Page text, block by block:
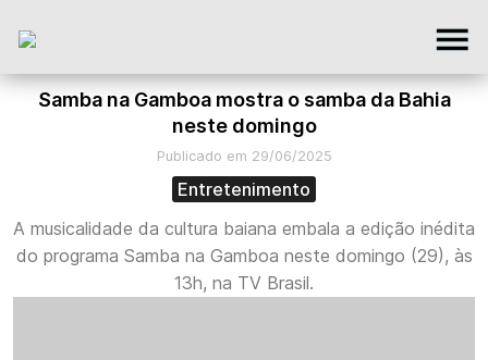
Samba na Gamboa mostra o samba da Bahia
neste domingo
Publicado em 29/06/2025
Entretenimento
A musicalidade da cultura baiana embala a edição inédita
do programa Samba na Gamboa neste domingo (29), às
13h, na TV Brasil.